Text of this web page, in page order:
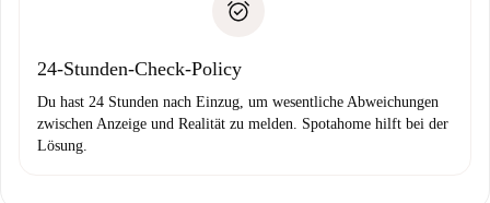
24-Stunden-Check-Policy
Du hast 24 Stunden nach Einzug, um wesentliche Abweichungen
zwischen Anzeige und Realität zu melden. Spotahome hilft bei der
Lösung.